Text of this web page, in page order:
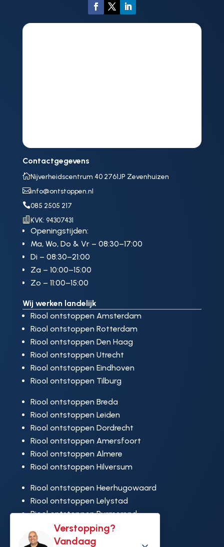
Verstopping?
Vandaag
Contactgegevens
Nijverheidscentrum 40 2761JP Zevenhuizen
info@ontstoppen.nl
085 2505 217
 KVK: 94307431
Openingstijden:
Ma, Wo, Do & Vr – 08:30–17:00
Di – 08:30–21:00
Za – 10:00–15:00
Zo – 11:00–15:00
Wij werken landelijk
Riool ontstoppen Amsterdam
Riool ontstoppen Rotterdam
Riool ontstoppen Den Haag
Riool ontstoppen Utrecht
Riool ontstoppen Eindhoven
Riool ontstoppen Tilburg
Riool ontstoppen Breda
Riool ontstoppen Leiden
Riool ontstoppen Dordrecht
Riool ontstoppen Amersfoort
Riool ontstoppen Almere
Riool ontstoppen Hilversum
Riool ontstoppen Heerhugowaard
Riool ontstoppen Lelystad
Riool ontstoppen Purmerend
Riool ontstoppen Ridderkerk
Riool ontstoppen Rijswijk